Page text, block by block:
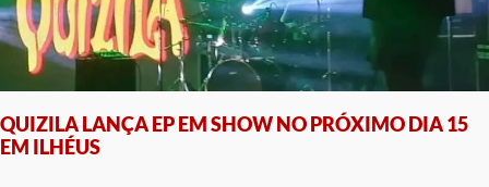
QUIZILA LANÇA EP EM SHOW NO PRÓXIMO DIA 15
EM ILHÉUS